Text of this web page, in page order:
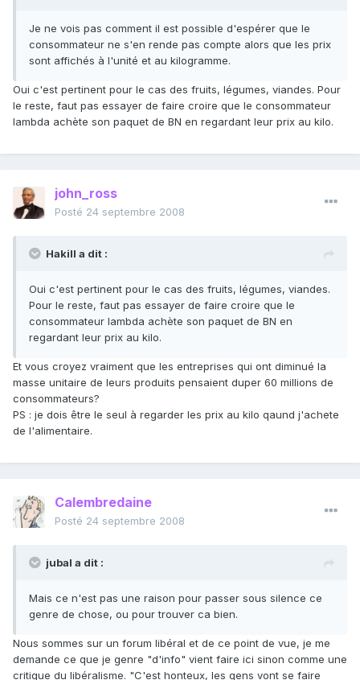
Je ne vois pas comment il est possible d'espérer que le
consommateur ne s'en rende pas compte alors que les prix
sont affichés à l'unité et au kilogramme.
Oui c'est pertinent pour le cas des fruits, légumes, viandes. Pour
le reste, faut pas essayer de faire croire que le consommateur
lambda achète son paquet de BN en regardant leur prix au kilo.
john_ross
Posté 24 septembre 2008
Hakill a dit :
Oui c'est pertinent pour le cas des fruits, légumes, viandes.
Pour le reste, faut pas essayer de faire croire que le
consommateur lambda achète son paquet de BN en
regardant leur prix au kilo.
Et vous croyez vraiment que les entreprises qui ont diminué la
masse unitaire de leurs produits pensaient duper 60 millions de
consommateurs?
PS : je dois être le seul à regarder les prix au kilo qaund j'achete
de l'alimentaire.
Calembredaine
Posté 24 septembre 2008
jubal a dit :
Mais ce n'est pas une raison pour passer sous silence ce
genre de chose, ou pour trouver ca bien.
Nous sommes sur un forum libéral et de ce point de vue, je me
demande ce que je genre "d'info" vient faire ici sinon comme une
critique du libéralisme. "C'est honteux, les gens vont se faire